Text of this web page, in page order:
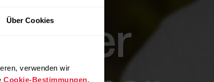
Über Cookies
verwenden wir
Cookie-Bestimmungen.
ist der